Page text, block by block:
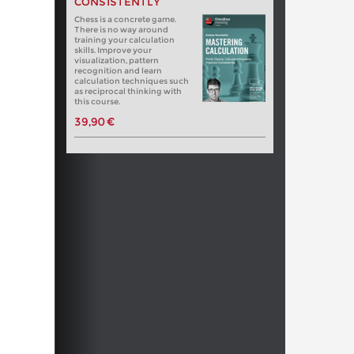
Chess is a concrete game.
There is no way around
training your calculation
skills. Improve your
visualization, pattern
recognition and learn
calculation techniques such
as reciprocal thinking with
this course.
39,90 €